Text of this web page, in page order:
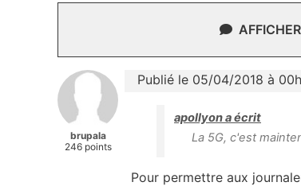
brupala
246 points
Publié le 05/04/2018 à
apollyon a écrit
La 5G, c'est
Pour permettre aux